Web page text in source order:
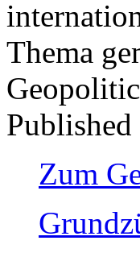
Thema
Zum